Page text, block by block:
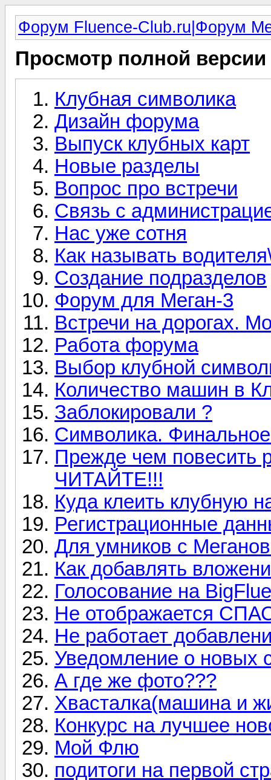
Форум Fluence-Club.ru|Форум
Просмотр полной
Клубная символика
Дизайн форума
Выпуск клубных карт
Новые разделы
Вопрос про встречи
Связь с
Нас уже сотня
Как называть
Создание подразделов
Форум для Меган-3
Встречи на дорогах.
Работа форума
Выбор клубной
Количество машин в
Заблокировали ?
Символика.
Прежде чем повесить
ЧИТАЙТЕ!!!
Куда клеить клубную
Регистрационные
Для умников с
Как добавлять
Голосование на
Не отображается
Не работает
Уведомление о новых
А где же фото???
Хвасталка(машина и
Конкурс на лучшее
Мой Флю
подитоги на первой